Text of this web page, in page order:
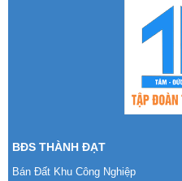
BĐS THÀNH ĐẠT
Bán Đất Khu Công Nghiệp